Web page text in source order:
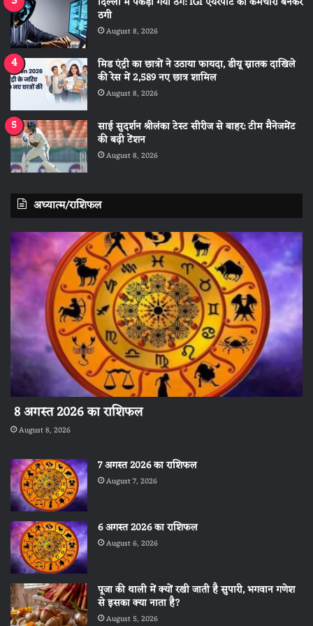
ठगी
August 8, 2026
मिड एंट्री का छात्रों ने उठाया फायदा, डीयू स्नातक दाखिले
की रेस में 2,589 नए छात्र शामिल
August 8, 2026
साई सुदर्शन श्रीलंका टेस्ट सीरीज से बाहर: टीम मैनेजमेंट
की बढ़ी टेंशन
August 8, 2026
अध्यात्म/राशिफल
8 अगस्त 2026 का राशिफल
August 8, 2026
7 अगस्त 2026 का राशिफल
August 7, 2026
6 अगस्त 2026 का राशिफल
August 6, 2026
पूजा की थाली में क्यों रखी जाती है सुपारी, भगवान गणेश
से इसका क्या नाता है?
August 5, 2026